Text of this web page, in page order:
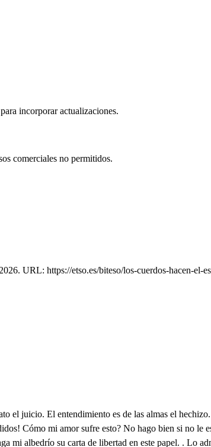
incorporar actualizaciones.
comerciales no permitidos.
URL: https://etso.es/biteso/los-cuerdos-hacen-el-
dueño. Aquí esta. . Y en él recibo de vos un grande agasajo. Mi amo lo que no ha perdido lo halla, y si yo perdiera entre Frailes Capuchinos un ojo, no le encontrara. Veis, señor, como yo digo la verdad, y que tu enojo. Qué perdones te suplico, que es muy delicada un alma. Confuso estoy, y corrido. . Aunque esto verdad parece, no sé que señas divilo . en aquestos dos semblantes, que vuelve el dolor más vivo. Mucho debo al cielo, pues de esta congoja he salido. Válgame Dios! si Narcisa dio mi papel a lacinto por fineza? yo estoy muerto. No creeréis el regocijo que llevo de haber hallado este papel, que le estimo, bien que es de poca importancio pues son versos, y son míos. Esos papeles, señor, guardados están perdidos, y más en este lugar, que no hay a quien escribirlos, que entienden más que de verso de su hilado, y su amasijo. San Judas. San Rosambuco. Qué ay? Qué tenéis? decidlo. qué el Gran Duque de Moscovir Con el Príncipe su hijo. De dos caballos famosos. De dos gallardos bórricos. Se apean en ese prado. Y están entre esos alisos. Con más de docientos perros? Unos grandes, y otros chico Unos gordos, y otros flacos. Unos blancos, y otros tintos Señal de venir cazando son esas, si bien admiro, que hayan llegado a este pueblo donde jamás los he visto. Querrán correr unos gamos. Eso sin duda será Ay que van llegando acá, A recibirlos salgamos. Señor Elisio. Prolija pena (decid) mal crues No se os pierda otro papel donde le encuentre mi hija. De mis celos el error perdona por mis desvelos. Nunca perdona los celos quien los oye sin amor. - ci Este sitio es excelente para poder descansar, y esta cerca del lugar. Dios os guarde, buena gente. Y V. Alteza en la cumbre. Real, por extranos modos, eso viva mil años, y todos. mlos viva sin pesadumbre. Y a la persona gallarda del Príncipe, Dios le de vida, y gracia, para que barbe presto, que ya tarda. Tomad por la rogativa. este diamante. . Emboquela: viuid más que vuestra avuela: bía ha de estar muerta, que viva es laluz, que gentil; de verla me maravillo; voto a tal que el diamantillo puede arder en unicándil. Por ver a Elisio venía os. fingiendo caza, y recreo . co y es lo primero que veo; hay hijo del alma mía. os. Decid zágala por mí, vos que holláis el Horizonte, hay mucha caza en el monte? Mucha, y buena, porque aquí tan ligero el corzo es, que causa iguales enojos, el seguirle con los ojos, que alcanzarle con los pies. Los conejos a escuadrones. tanto cubren esos prados, que si los